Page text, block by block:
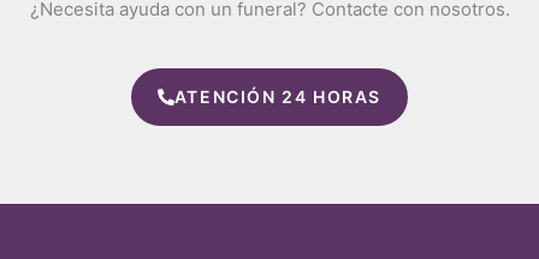
¿Necesita ayuda con un funeral? Contacte con nosotros.
ATENCIÓN 24 HORAS